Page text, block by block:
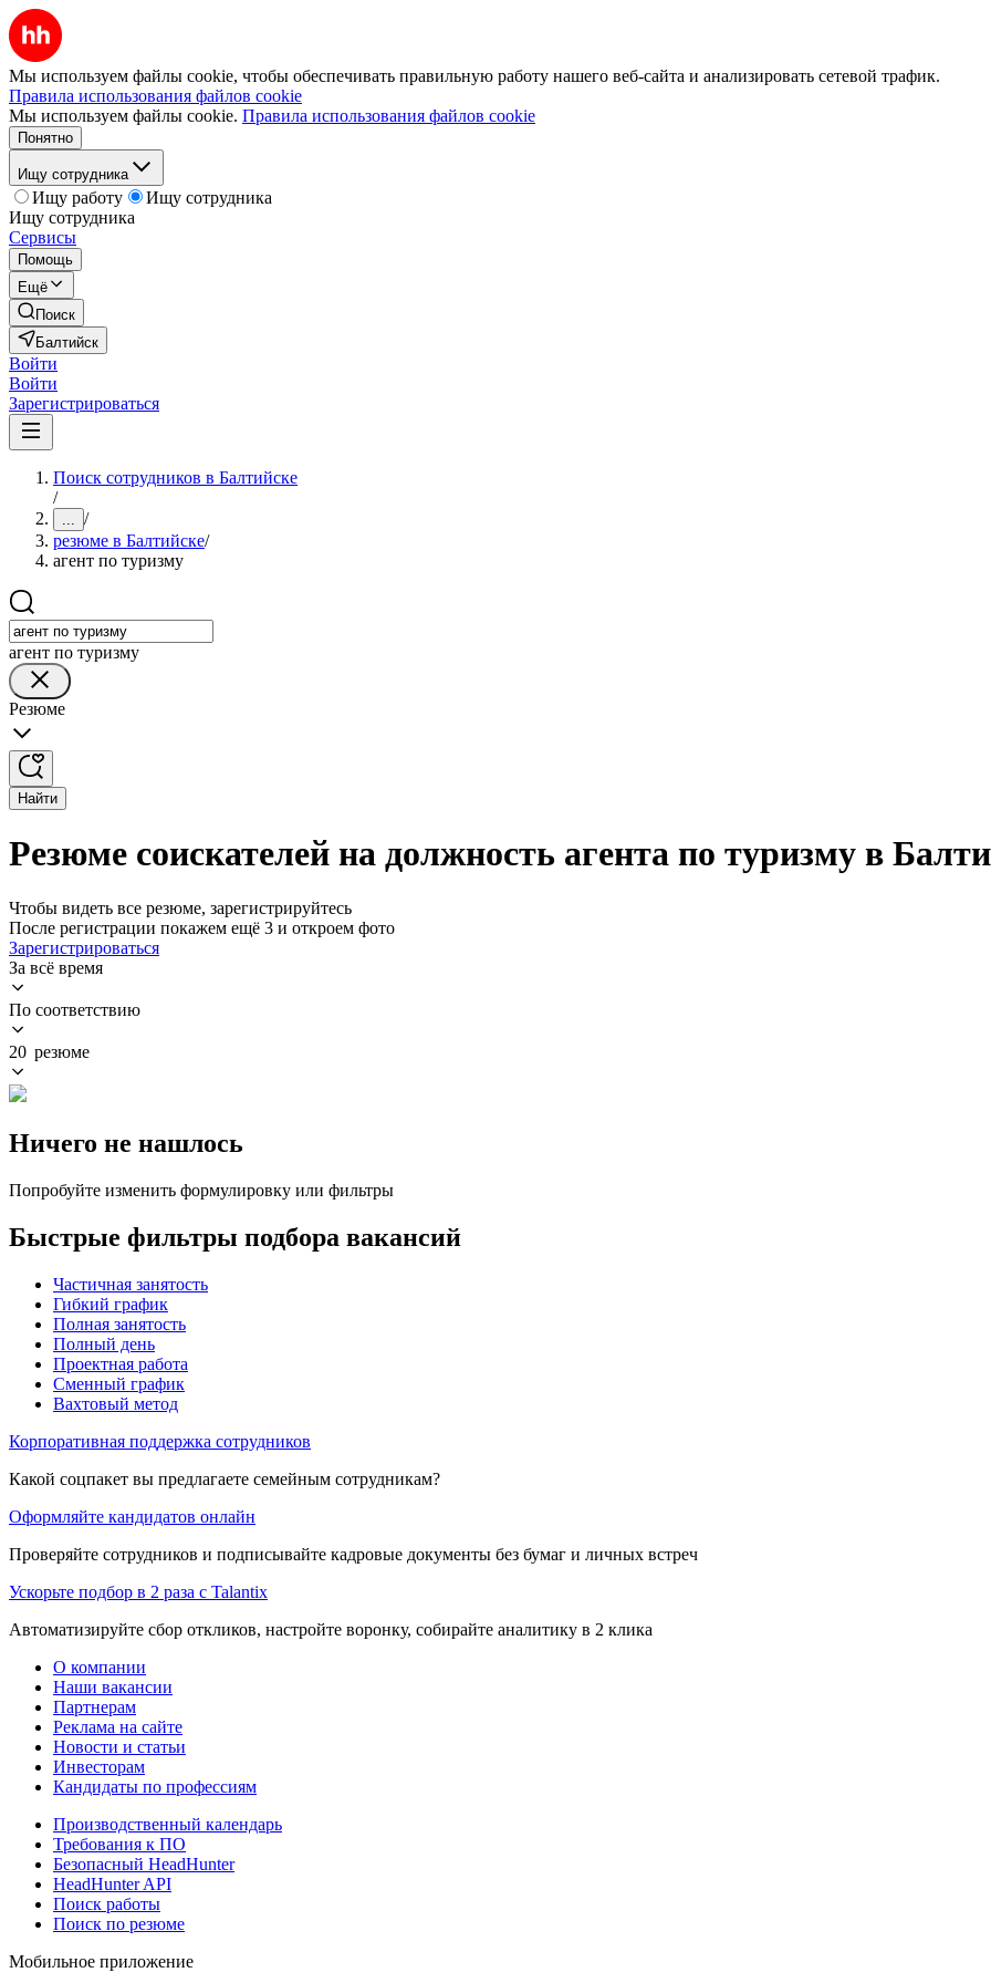
Мы используем файлы cookie, чтобы обеспечивать правильную работу нашего веб-сайта и анализировать сетевой трафик.
Правила использования файлов cookie
Мы используем файлы cookie. Правила использования файлов cookie
Понятно
Ищу сотрудника
Ищу работу
Ищу сотрудника
Ищу сотрудника
Сервисы
Помощь
Ещё
Поиск
Балтийск
Войти
Войти
Зарегистрироваться
Поиск сотрудников в Балтийске
/
... /
резюме в Балтийске/
агент по туризму
агент по туризму
Резюме
Найти
Резюме соискателей на должность агента по туризму в
Чтобы видеть все резюме, зарегистрируйтесь
После регистрации покажем ещё 3 и откроем фото
Зарегистрироваться
За всё время
По соответствию
20 резюме
Ничего не нашлось
Попробуйте изменить формулировку или фильтры
Быстрые фильтры подбора вакансий
Частичная занятость
Гибкий график
Полная занятость
Полный день
Проектная работа
Сменный график
Вахтовый метод
Корпоративная поддержка сотрудников
Какой соцпакет вы предлагаете семейным сотрудникам?
Оформляйте кандидатов онлайн
Проверяйте сотрудников и подписывайте кадровые документы без бумаг и личных встреч
Ускорьте подбор в 2 раза с Talantix
Автоматизируйте сбор откликов, настройте воронку, собирайте аналитику в 2 клика
О компании
Наши вакансии
Партнерам
Реклама на сайте
Новости и статьи
Инвесторам
Кандидаты по профессиям
Производственный календарь
Требования к ПО
Безопасный HeadHunter
HeadHunter API
Поиск работы
Поиск по резюме
Мобильное приложение